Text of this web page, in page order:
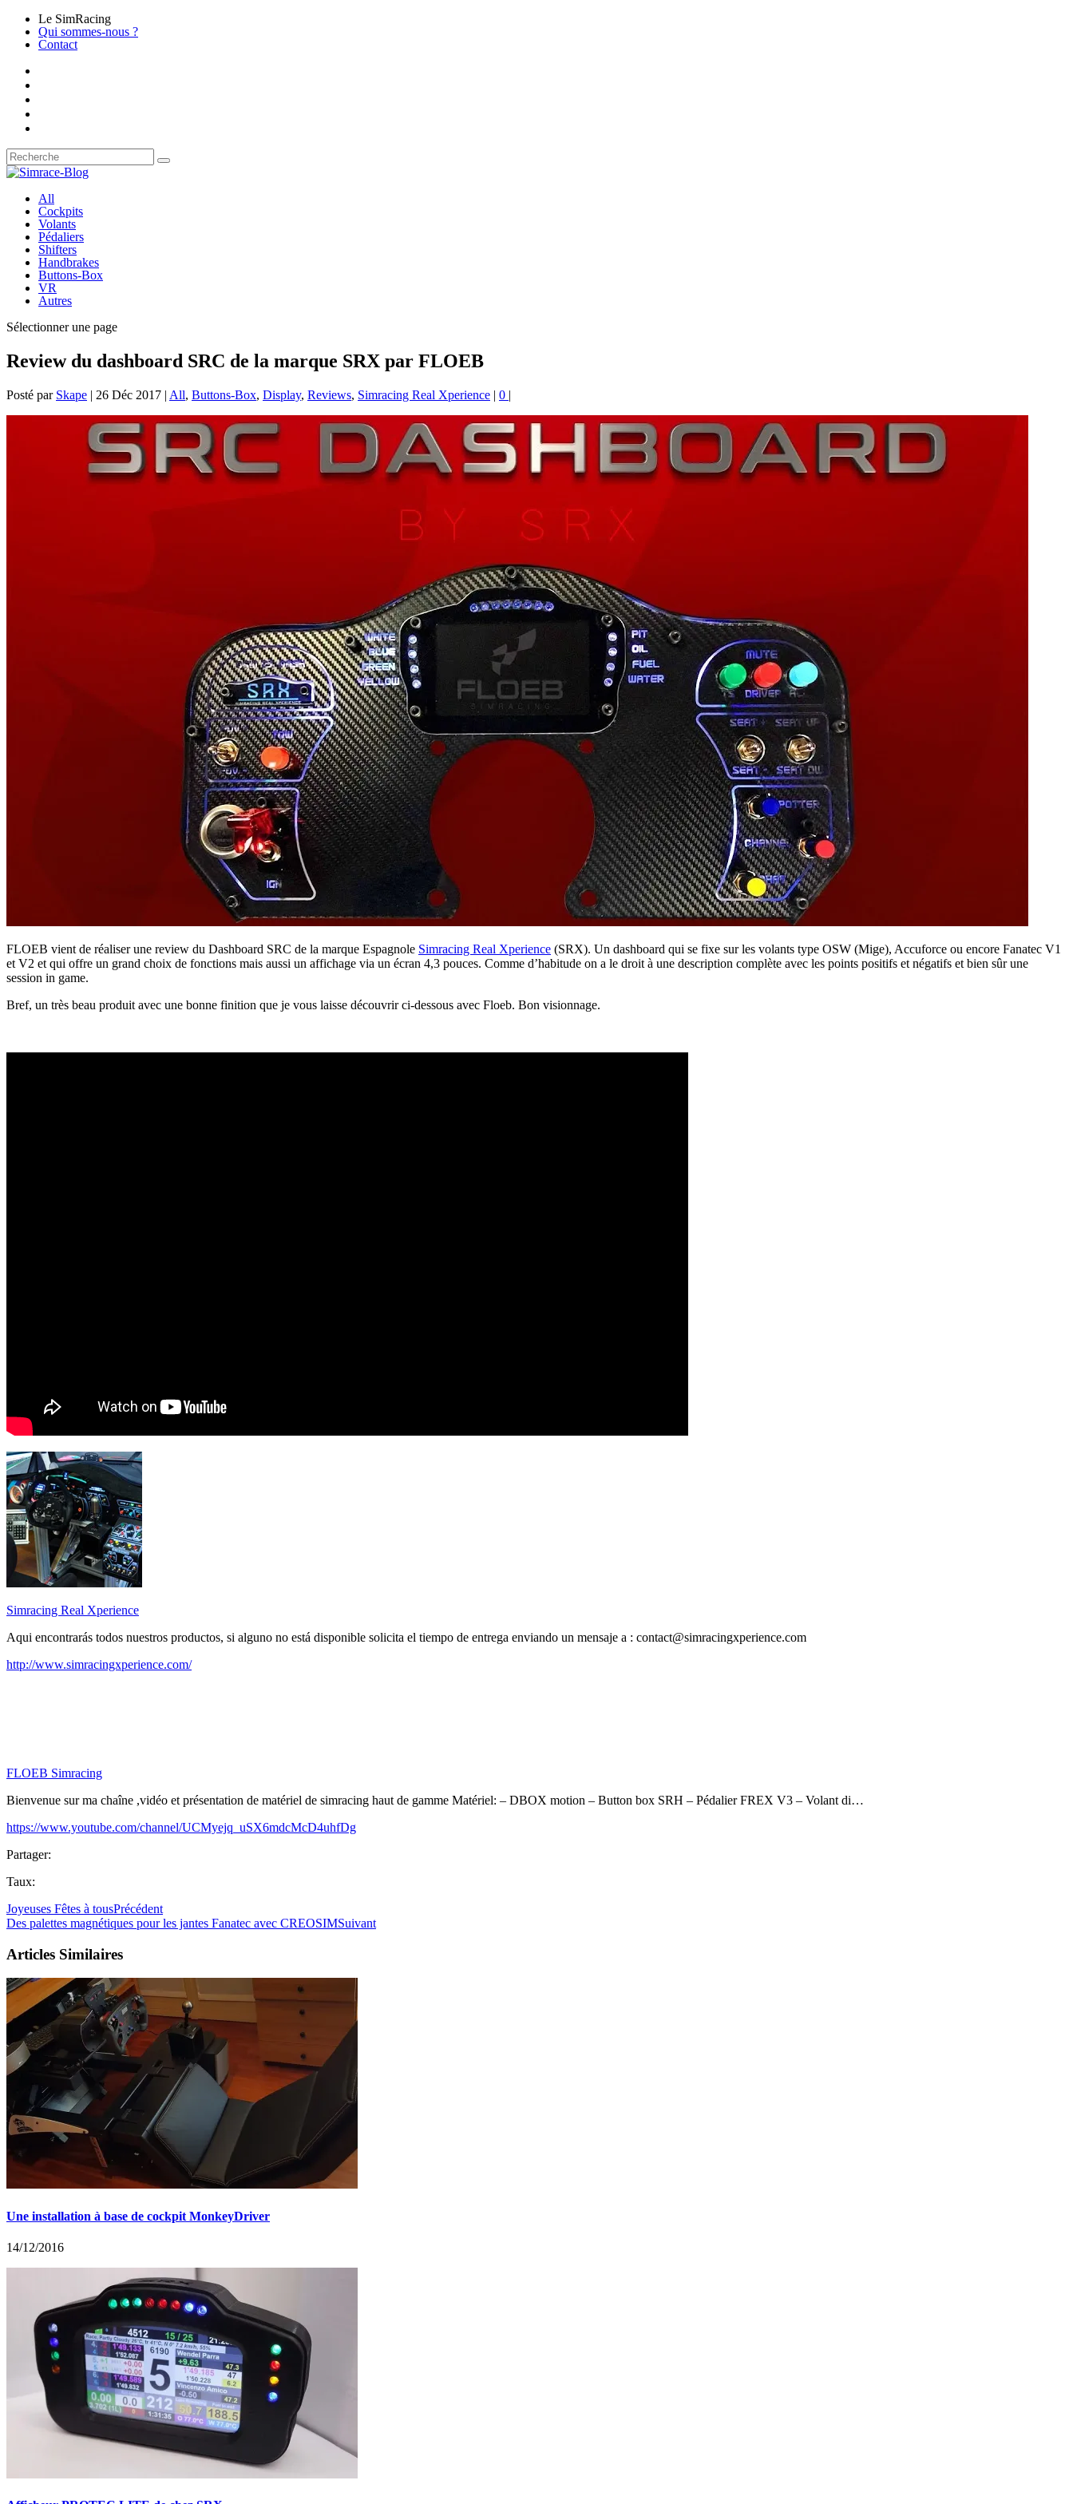
Le SimRacing
Qui sommes-nous ?
Contact
All
Cockpits
Volants
Pédaliers
Shifters
Handbrakes
Buttons-Box
VR
Autres
Sélectionner une page
Review du dashboard SRC de la marque SRX par FLOEB
Posté par Skape | 26 Déc 2017 | All, Buttons-Box, Display, Reviews, Simracing Real Xperience | 0 |
FLOEB vient de réaliser une review du Dashboard SRC de la marque Espagnole Simracing Real Xperience (SRX). Un dashboard qui se fixe sur les volants type OSW (Mige), Accuforce ou encore Fanatec V1
et V2 et qui offre un grand choix de fonctions mais aussi un affichage via un écran 4,3 pouces. Comme d’habitude on a le droit à une description complète avec les points positifs et négatifs et bien sûr une
session in game.
Bref, un très beau produit avec une bonne finition que je vous laisse découvrir ci-dessous avec Floeb. Bon visionnage.
Simracing Real Xperience
Aqui encontrarás todos nuestros productos, si alguno no está disponible solicita el tiempo de entrega enviando un mensaje a : contact@simracingxperience.com
http://www.simracingxperience.com/
FLOEB Simracing
Bienvenue sur ma chaîne ,vidéo et présentation de matériel de simracing haut de gamme Matériel: – DBOX motion – Button box SRH – Pédalier FREX V3 – Volant di…
https://www.youtube.com/channel/UCMyejq_uSX6mdcMcD4uhfDg
Partager:
Taux:
Joyeuses Fêtes à tousPrécédent
Des palettes magnétiques pour les jantes Fanatec avec CREOSIMSuivant
Articles Similaires
Une installation à base de cockpit MonkeyDriver
14/12/2016